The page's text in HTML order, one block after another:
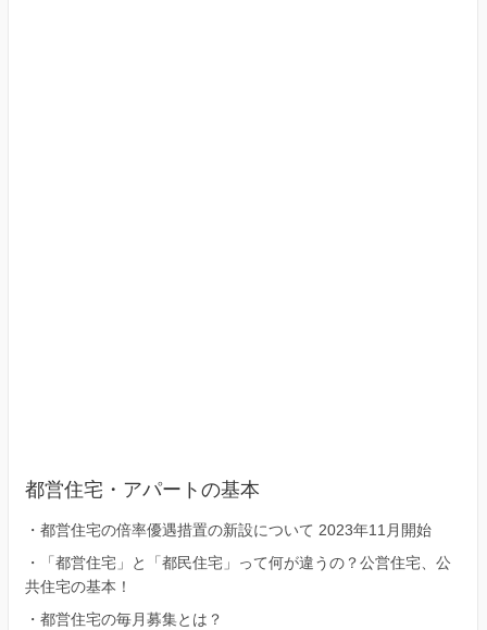
都営住宅・アパートの基本
・ 都営住宅の倍率優遇措置の新設について 2023年11月開始
・
「都営住宅」と「都民住宅」って何が違うの？公営住宅、公
共住宅の基本！
・ 都営住宅の毎月募集とは？